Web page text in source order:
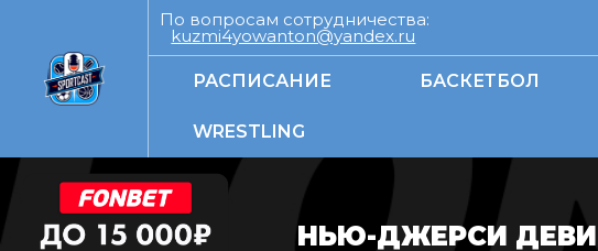
По вопросам сотрудничества:
kuzmi4yowanton@yandex.ru
РАСПИСАНИЕ БАСКЕТБОЛ
WRESTLING
НЬЮ-ДЖЕРСИ